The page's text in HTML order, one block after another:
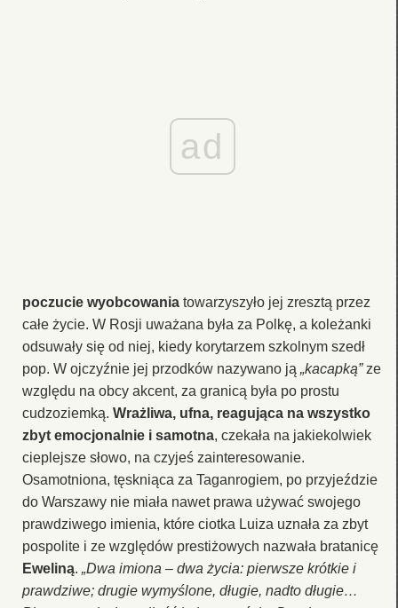
ad
poczucie wyobcowania towarzyszyło jej zresztą przez
całe życie. W Rosji uważana była za Polkę, a koleżanki
odsuwały się od niej, kiedy korytarzem szkolnym szedł
pop. W ojczyźnie jej przodków nazywano ją „kacapką”ze
względu na obcy akcent, za granicą była po prostu
cudzoziemką. Wrażliwa, ufna, reagująca na wszystko
zbyt emocjonalnie i samotna, czekała na jakiekolwiek
cieplejsze słowo, na czyjeś zainteresowanie.
Osamotniona, tęskniąca za Taganrogiem, po przyjeździe
do Warszawy nie miała nawet prawa używać swojego
prawdziwego imienia, które ciotka Luiza uznała za zbyt
pospolite i ze względów prestiżowych nazwała bratanicę
Eweliną. „Dwa imiona – dwa życia: pierwsze krótkie i
prawdziwe; drugie wymyślone, długie, nadto długie…